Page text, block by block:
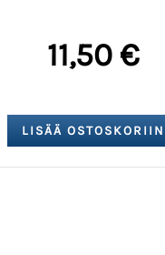
11,50 €